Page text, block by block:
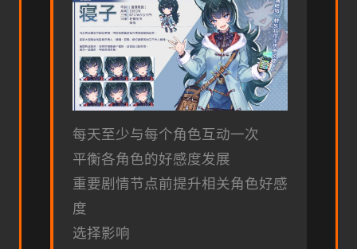
每天至少与每个角色互动一次
平衡各角色的好感度发展
重要剧情节点前提升相关角色好感
度
选择影响